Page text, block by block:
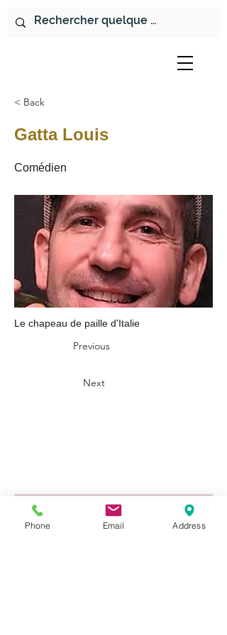
< Back
Gatta Louis
Comédien
Le chapeau de paille d'Italie
Previous
Next
Prénom
Phone Email Address